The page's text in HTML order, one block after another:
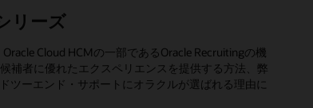
リーズ
Cloud HCMの一部であるOracle Recruitingの機
補者に優れたエクスペリエンスを提供する方法、弊
ーエンド・サポートにオラクルが選ばれる理由に